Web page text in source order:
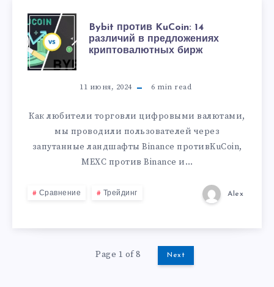
Bybit против KuCoin: 14
различий в предложениях
криптовалютных бирж
11 июня, 2024 6 min read
Как любители торговли цифровыми валютами,
мы проводили пользователей через
запутанные ландшафты Binance противKuCoin,
MEXC против Binance и…
Сравнение Трейдинг Alex
Page 1 of 8 Next